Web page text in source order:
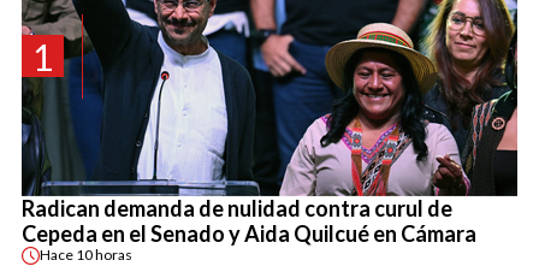
1
Radican demanda de nulidad contra curul de
Cepeda en el Senado y Aida Quilcué en Cámara
Hace 10 horas